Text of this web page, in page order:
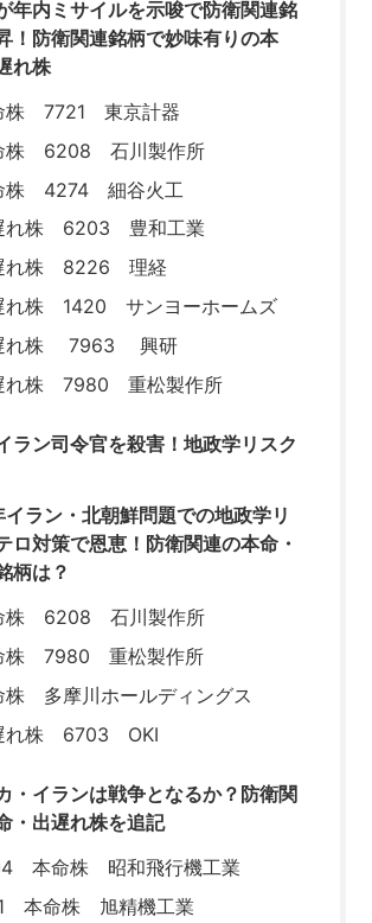
年内ミサイルを示唆で防衛関連銘
！防衛関連銘柄で妙味有りの本
れ株
株 7721 東京計器
株 6208 石川製作所
株 4274 細谷火工
れ株 6203 豊和工業
れ株 8226 理経
れ株 1420 サンヨーホームズ
れ株 7963 興研
れ株 7980 重松製作所
ラン司令官を殺害！地政学リスク
ラン・北朝鮮問題での地政学リ
ロ対策で恩恵！防衛関連の本命・
柄は？
株 6208 石川製作所
株 7980 重松製作所
株 多摩川ホールディングス
れ株 6703 OKI
・イランは戦争となるか？防衛関
・出遅れ株を追記
本命株 昭和飛行機工業
本命株 旭精機工業